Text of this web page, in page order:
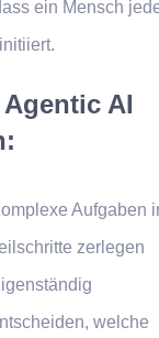
ein Mensch
Agentic AI
Aufgaben
zerlegen
welche